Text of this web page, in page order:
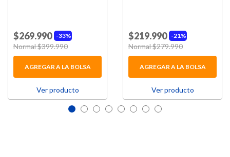
33%
$269.990
Price reduced from
Normal $399.990
AGREGAR A LA BOLSA
Ver producto
21%
$219.990
Price reduced from
Normal $279.990
AGREGAR A LA BOLSA
Ver producto